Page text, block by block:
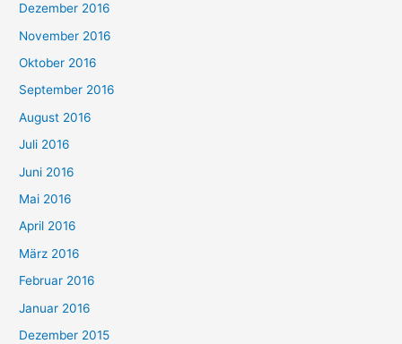
Dezember 2016
November 2016
Oktober 2016
September 2016
August 2016
Juli 2016
Juni 2016
Mai 2016
April 2016
März 2016
Februar 2016
Januar 2016
Dezember 2015